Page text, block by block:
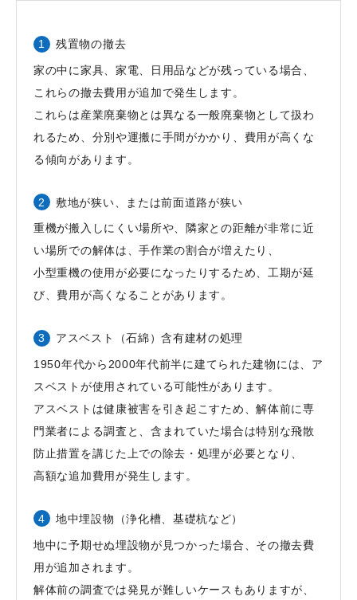
残置物の撤去
家の中に家具、家電、日用品などが残っている場合、
これらの撤去費用が追加で発生します。
これらは産業廃棄物とは異なる一般廃棄物として扱わ
れるため、分別や運搬に手間がかかり、費用が高くな
る傾向があります。
敷地が狭い、または前面道路が狭い
重機が搬入しにくい場所や、隣家との距離が非常に近
い場所での解体は、手作業の割合が増えたり、
小型重機の使用が必要になったりするため、工期が延
び、費用が高くなることがあります。
アスベスト（石綿）含有建材の処理
1950年代から2000年代前半に建てられた建物には、ア
スベストが使用されている可能性があります。
アスベストは健康被害を引き起こすため、解体前に専
門業者による調査と、含まれていた場合は特別な飛散
防止措置を講じた上での除去・処理が必要となり、
高額な追加費用が発生します。
地中埋設物（浄化槽、基礎杭など）
地中に予期せぬ埋設物が見つかった場合、その撤去費
用が追加されます。
解体前の調査では発見が難しいケースもありますが、